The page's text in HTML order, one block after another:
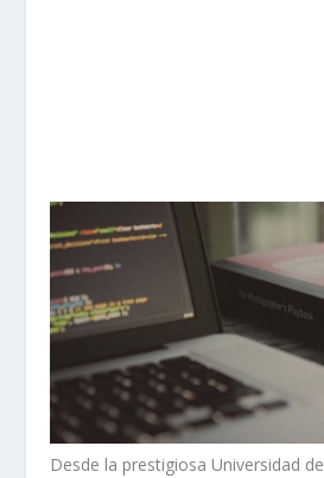
Desde la prestigiosa Universidad